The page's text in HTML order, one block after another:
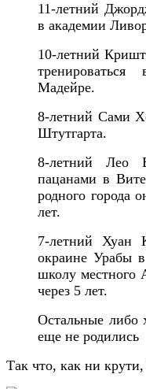
11-летний
в академии
10-летний
Мадейре.
8-летний Сами
Штутгарта.
8-летний Лео
пацанами в
родного города
лет.
7-летний Хуан
окраине Урабы
школу местного
через 5 лет.
Остальные либо
еще не родились
Так что, как ни